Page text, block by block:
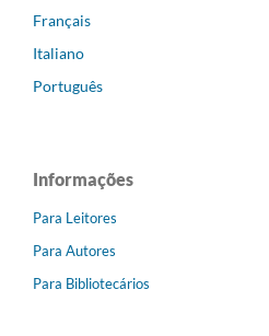
Français
Italiano
Português
Informações
Para Leitores
Para Autores
Para Bibliotecários